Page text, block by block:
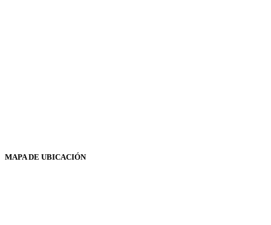
MAPA DE UBICACIÓN